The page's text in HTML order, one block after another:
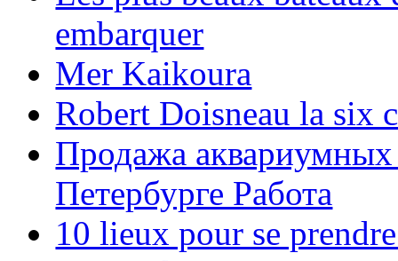
embarquer
Mer Kaikoura
Robert Doisneau la six
Продажа аквариумных
Петербурге Работа
10 lieux pour se